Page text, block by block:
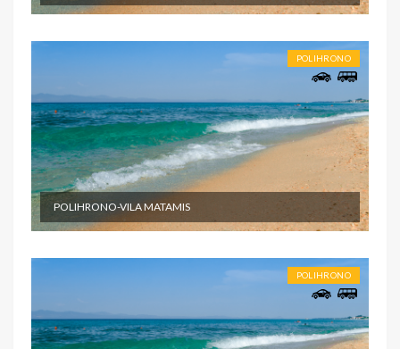
POLIHRONO
POLIHRONO-VILA MATAMIS
POLIHRONO